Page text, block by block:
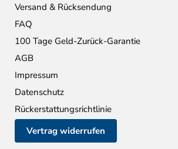
Versand & Rücksendung
FAQ
100 Tage Geld-Zurück-Garantie
AGB
Impressum
Datenschutz
Rückerstattungsrichtlinie
Vertrag widerrufen